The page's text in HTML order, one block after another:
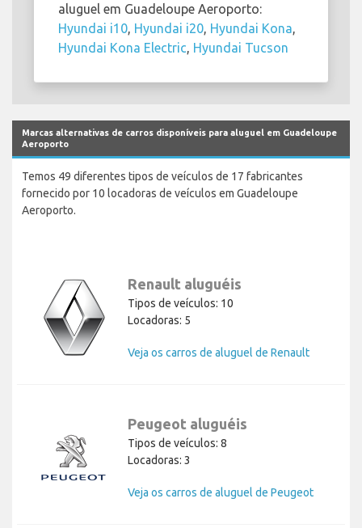
aluguel em Guadeloupe Aeroporto:
Hyundai i10, Hyundai i20, Hyundai Kona,
Hyundai Kona Electric, Hyundai Tucson
Marcas alternativas de carros disponíveis para aluguel em Guadeloupe
Aeroporto
Temos 49 diferentes tipos de veículos de 17 fabricantes
fornecido por 10 locadoras de veículos em Guadeloupe
Aeroporto.
Renault aluguéis
Tipos de veículos: 10
Locadoras: 5
Veja os carros de aluguel de Renault
Peugeot aluguéis
Tipos de veículos: 8
Locadoras: 3
Veja os carros de aluguel de Peugeot